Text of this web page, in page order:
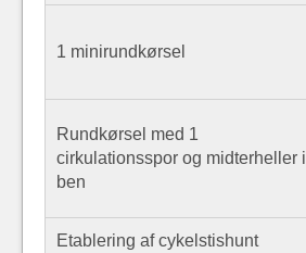
1 minirundkørsel
Rundkørsel med 1
cirkulationsspor og midterheller i
ben
Etablering af cykelstishunt